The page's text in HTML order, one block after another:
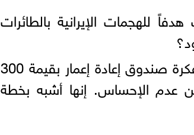
للهجمات الإيرانية بالطائرات
السيناتور ليندسي غراهام عبّر عن سخريته قائلاً إن "فكرة صندوق إعادة إعمار بقيمة 300
من عدم الإحساس. إنها أشبه بخطة